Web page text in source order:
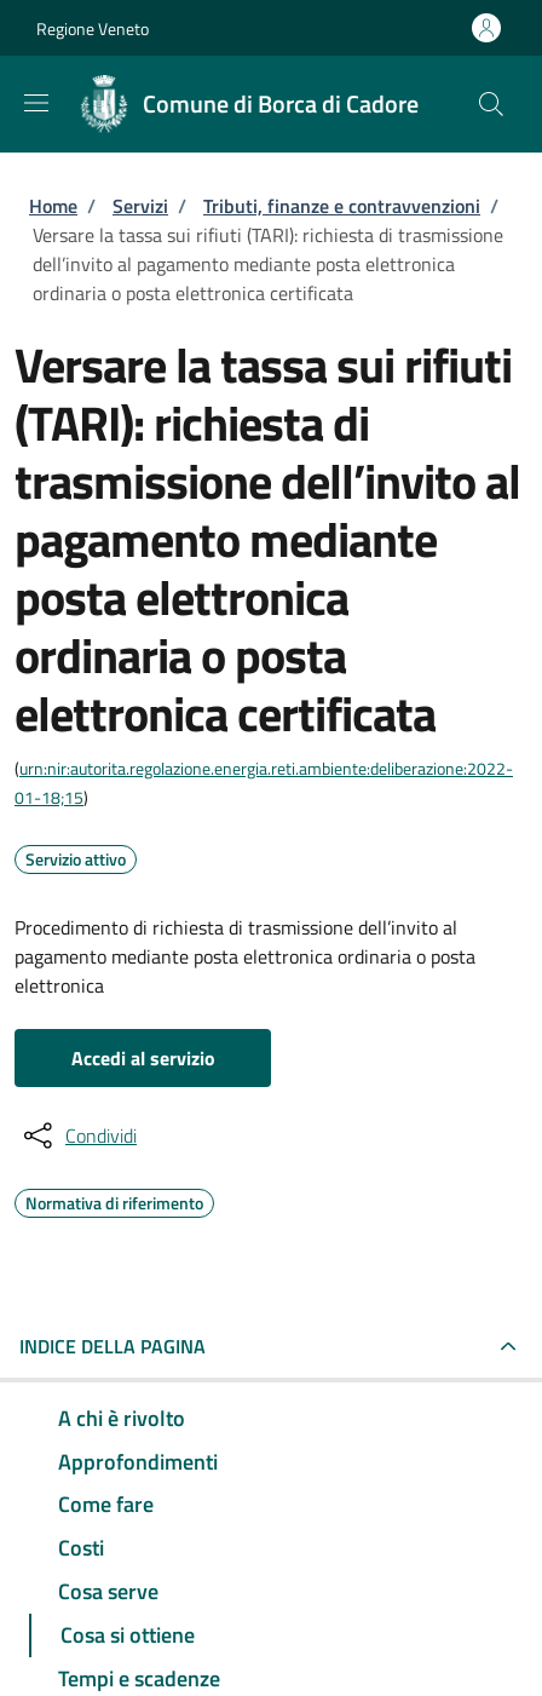
Regione Veneto
Comune di Borca di Cadore
Briciole di pane
Home / Servizi / Tributi, finanze e contravvenzioni /
Versare la tassa sui rifiuti (TARI): richiesta di trasmissione
dell’invito al pagamento mediante posta elettronica
ordinaria o posta elettronica certificata
Versare la tassa sui rifiuti
(TARI): richiesta di
trasmissione dell’invito al
pagamento mediante
posta elettronica
ordinaria o posta
elettronica certificata
(urn:nir:autorita.regolazione.energia.reti.ambiente:deliberazione:2022-
01-18;15)
Servizio attivo
Procedimento di richiesta di trasmissione dell’invito al
pagamento mediante posta elettronica ordinaria o posta
elettronica
Accedi al servizio
Condividi
Normativa di riferimento
INDICE DELLA PAGINA
A chi è rivolto
Approfondimenti
Come fare
Costi
Cosa serve
Cosa si ottiene
Tempi e scadenze